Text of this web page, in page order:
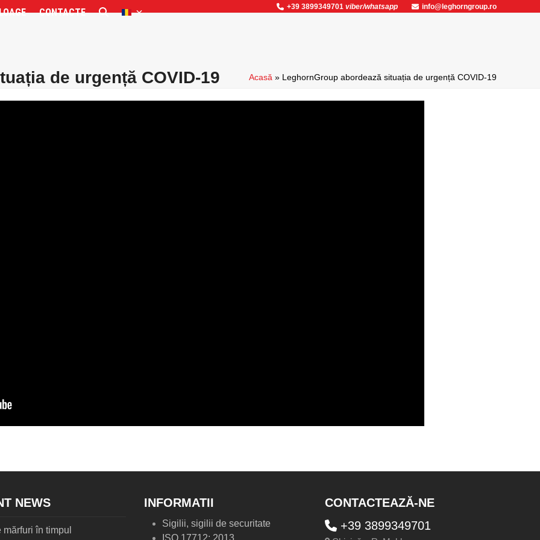
+39 3899349701 viber/whatsapp info@leghorngroup.ro
CONTACTE
de urgență COVID-19 Acasă » LeghornGroup abordează situația de urgență COVID-19
NEWS
mărfuri în timpul
INFORMATII
Sigilii, sigilii de securitate
ISO 17712: 2013
CONTACTEAZĂ-NE
+39 3899349701